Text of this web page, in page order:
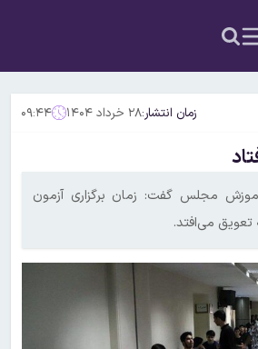
زمان انتشار:۲۸ خرداد ۱۴۰۴ ۰۹:۴۴
مجلس گفت: زمان برگزاری آزمون